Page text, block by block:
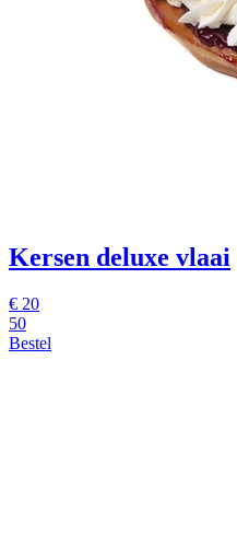
Kersen deluxe vlaai
€ 20
50
Bestel